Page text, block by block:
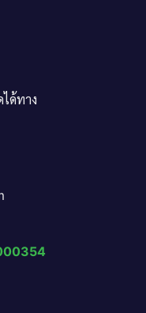
ด้ทาง